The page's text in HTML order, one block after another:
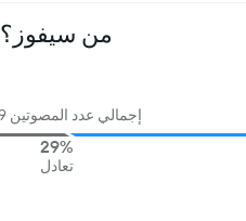
من سيفوز؟
إجمالي عدد المصوتين 1,069
29%
تعادل